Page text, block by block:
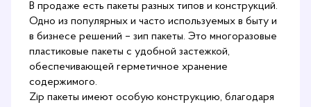
В продаже есть пакеты разных типов и конструкций.
Одно из популярных и часто используемых в быту и
в бизнесе решений – зип пакеты. Это многоразовые
пластиковые пакеты с удобной застежкой,
обеспечивающей герметичное хранение
содержимого.
Zip пакеты имеют особую конструкцию, благодаря